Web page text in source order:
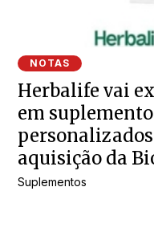
NOTAS
Herbalife vai
em
aquisição da
Suplementos